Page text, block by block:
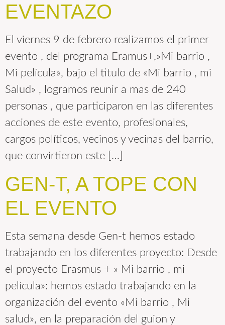
EVENTAZO
El viernes 9 de febrero realizamos el primer
evento , del programa Eramus+,»Mi barrio ,
Mi película», bajo el titulo de «Mi barrio , mi
Salud» , logramos reunir a mas de 240
personas , que participaron en las diferentes
acciones de este evento, profesionales,
cargos políticos, vecinos y vecinas del barrio,
que convirtieron este […]
GEN-T, A TOPE CON
EL EVENTO
Esta semana desde Gen-t hemos estado
trabajando en los diferentes proyecto: Desde
el proyecto Erasmus + » Mi barrio , mi
película»: hemos estado trabajando en la
organización del evento «Mi barrio , Mi
salud», en la preparación del guion y